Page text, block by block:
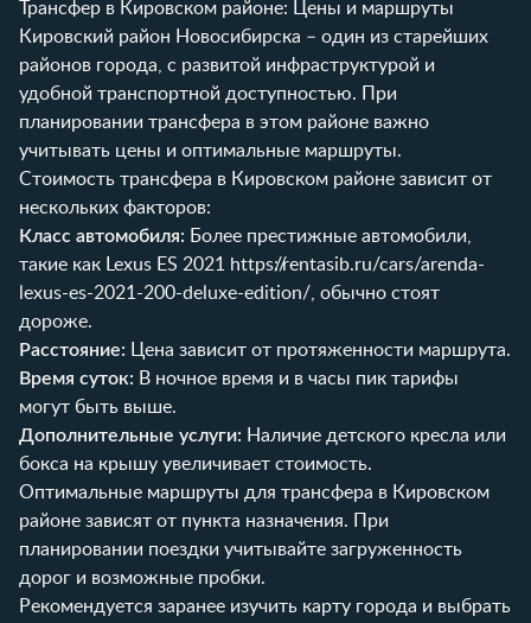
Трансфер в Кировском районе: Цены и маршруты
Кировский район Новосибирска – один из старейших
районов города, с развитой инфраструктурой и
удобной транспортной доступностью. При
планировании трансфера в этом районе важно
учитывать цены и оптимальные маршруты.
Стоимость трансфера в Кировском районе зависит от
нескольких факторов:
Класс автомобиля: Более престижные автомобили,
такие как Lexus ES 2021
https://rentasib.ru/cars/arenda-
lexus-es-2021-200-deluxe-edition/ , обычно стоят
дороже.
Расстояние: Цена зависит от протяженности маршрута.
Время суток: В ночное время и в часы пик тарифы
могут быть выше.
Дополнительные услуги: Наличие детского кресла или
бокса на крышу увеличивает стоимость.
Оптимальные маршруты для трансфера в Кировском
районе зависят от пункта назначения. При
планировании поездки учитывайте загруженность
дорог и возможные пробки.
Рекомендуется заранее изучить карту города и выбрать